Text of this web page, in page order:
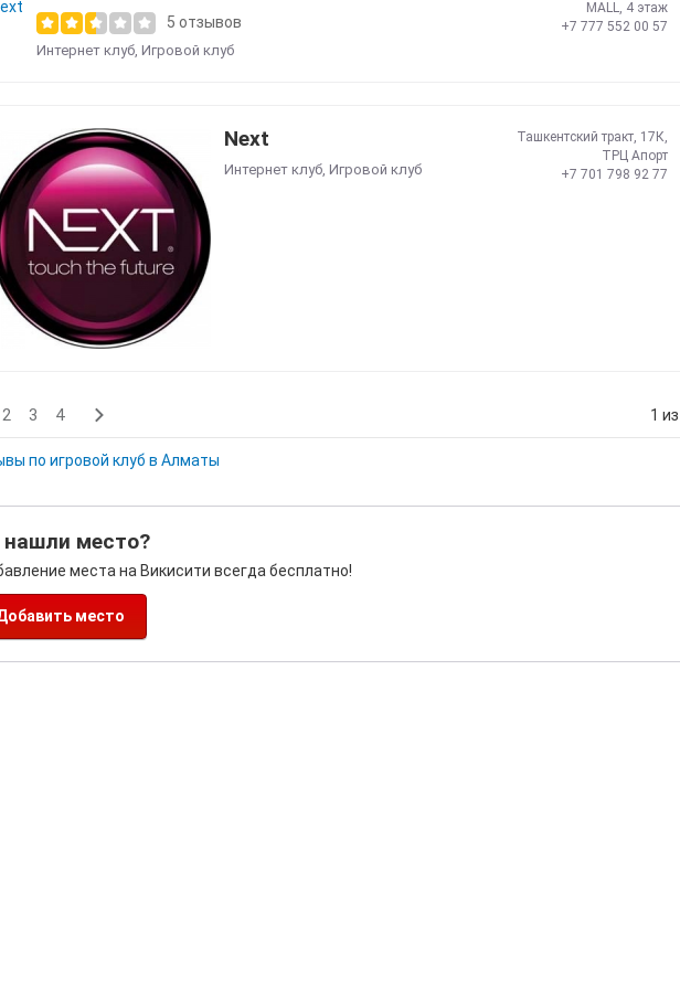
5 отзывов
Интернет клуб, Игровой клуб
MALL, 4 этаж
+7 777 552 00 57
Next
Интернет клуб, Игровой клуб
Ташкентский тракт, 17К,
ТРЦ Апорт
+7 701 798 92 77
2 3 4 1
по игровой клуб в Алматы
нашли место?
места на Викисити всегда бесплатно!
место